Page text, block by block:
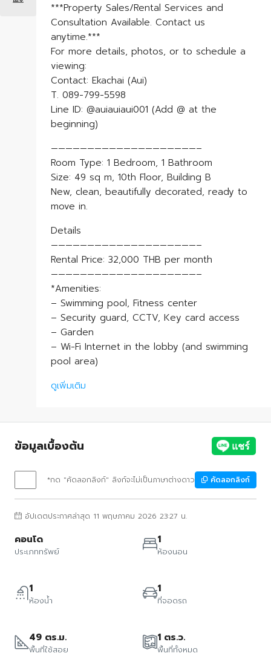
***Property Sales/Rental Services and
Consultation Available. Contact us
anytime.***
For more details, photos, or to schedule a
viewing:
Contact: Ekachai (Aui)
T. 089-799-5598
Line ID: @auiauiaui001 (Add @ at the
beginning)
————————————————————–
Room Type: 1 Bedroom, 1 Bathroom
Size: 49 sq m, 10th Floor, Building B
New, clean, beautifully decorated, ready to
move in.
Details
————————————————————–
Rental Price: 32,000 THB per month
————————————————————–
*Amenities:
– Swimming pool, Fitness center
– Security guard, CCTV, Key card access
– Garden
– Wi-Fi Internet in the lobby (and swimming
pool area)
ดูเพิ่มเติม
ข้อมูลเบื้องต้น
*กด "คัดลอกลิงก์" ลิงก์จะไม่เป็นภาษาต่างดาว คัดลอกลิงก์
อัปเดตประกาศล่าสุด 11 พฤษภาคม 2026 23:27 น.
คอนโด
ประเภททรัพย์
1
ห้องนอน
1
ห้องน้ำ
1
ที่จอดรถ
49 ตร.ม.
พื้นที่ใช้สอย
1 ตร.ว.
พื้นที่ทั้งหมด